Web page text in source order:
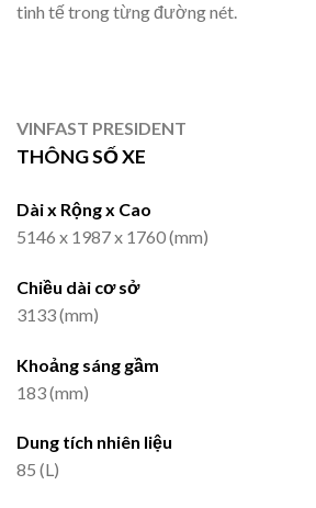
tinh tế trong từng đường nét.
VINFAST PRESIDENT
THÔNG SỐ XE
Dài x Rộng x Cao
5146 x 1987 x 1760 (mm)
Chiều dài cơ sở
3133 (mm)
Khoảng sáng gầm
183 (mm)
Dung tích nhiên liệu
85 (L)